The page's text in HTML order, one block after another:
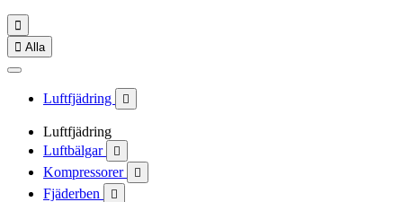

 Alla
Luftfjädring 
Luftfjädring
Luftbälgar

Kompressorer 
Fjäderben 